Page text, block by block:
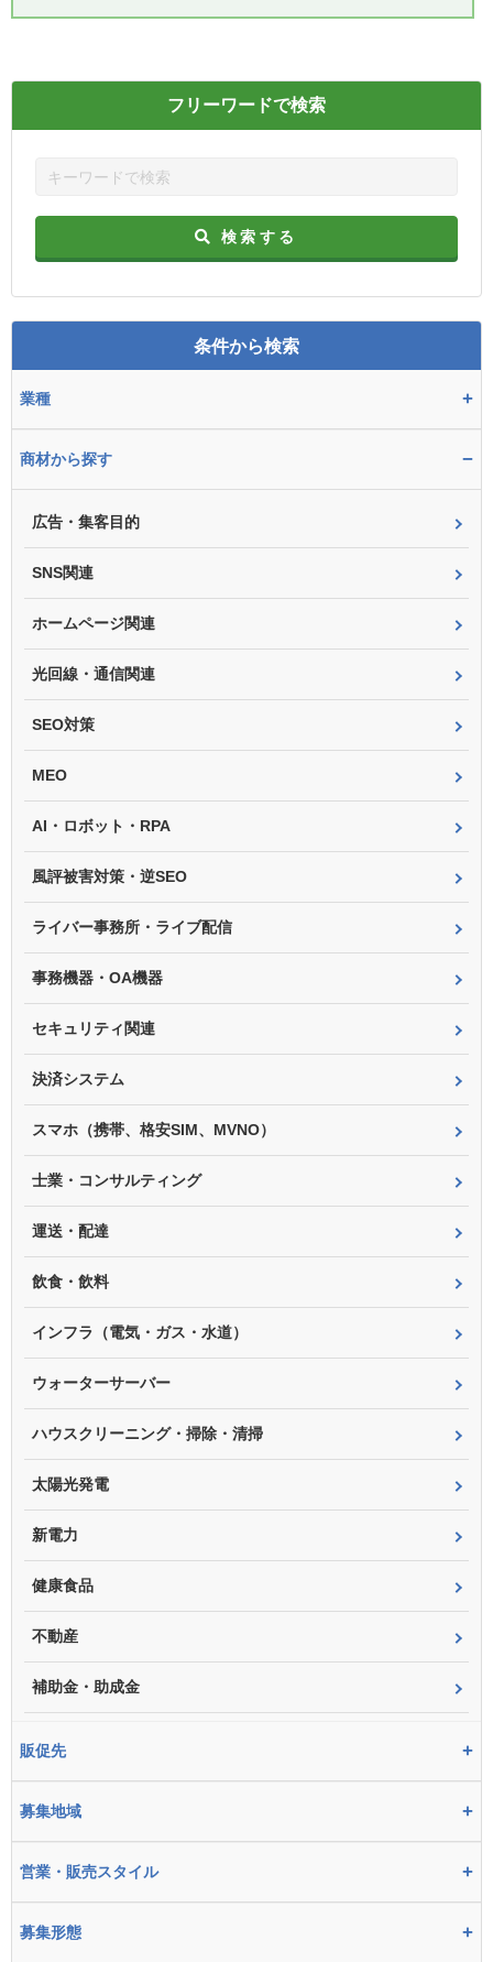
フリーワードで検索
検索する
条件から検索
業種 +
商材から探す −
広告・集客目的
SNS関連
ホームページ関連
光回線・通信関連
SEO対策
MEO
AI・ロボット・RPA
風評被害対策・逆SEO
ライバー事務所・ライブ配信
事務機器・OA機器
セキュリティ関連
決済システム
スマホ（携帯、格安SIM、MVNO）
士業・コンサルティング
運送・配達
飲食・飲料
インフラ（電気・ガス・水道）
ウォーターサーバー
ハウスクリーニング・掃除・清掃
太陽光発電
新電力
健康食品
不動産
補助金・助成金
販促先 +
募集地域 +
営業・販売スタイル +
募集形態 +